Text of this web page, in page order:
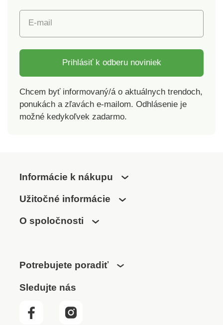
E-mail
Prihlásiť k odberu noviniek
Chcem byť informovaný/á o aktuálnych trendoch,
ponukách a zľavách e-mailom. Odhlásenie je
možné kedykoľvek zadarmo.
Informácie k nákupu
Užitočné informácie
O spoločnosti
Potrebujete poradiť
Sledujte nás